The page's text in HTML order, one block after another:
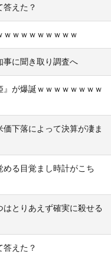
答えた？
ｗｗｗｗｗｗｗｗｗ
事に聞き取り調査へ
』が爆誕ｗｗｗｗｗｗｗｗ
下落によって決算が凄ま
める目覚まし時計がこち
はとりあえず確実に殺せる
答えた？